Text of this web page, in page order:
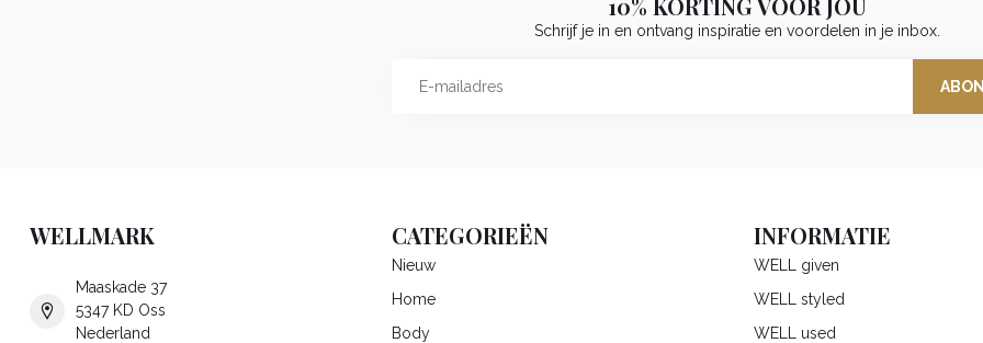
10% KORTING VOOR JOU
Schrijf je in en ontvang inspiratie en voordelen in je inbox.
WELLMARK
Maaskade 37
5347 KD Oss
Nederland
CATEGORIEËN
Nieuw
Home
Body
INFORMATIE
WELL given
WELL styled
WELL used